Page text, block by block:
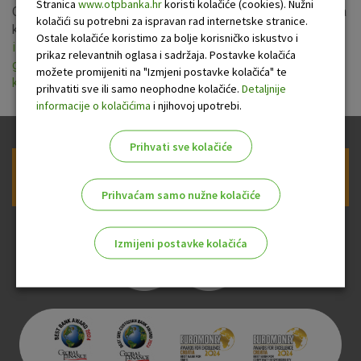
Opće uvjete odobravanja nenamjenskih i gotovinskih kredita
koji stupaju na snagu 1.listopada 2015., kao i Sažetak
izmjena i dopuna Općih uvjeta odobravanja nenamjenskih i
gotovinskih kredita i Općih uvjeta odobravanja stambenih i
kredita za individualne iznajmljivače u turizmu.
Prijava na newsletter OTP banke
Stranica www.otpbanka.hrkoristi kolačiće (cookies). Nužni
kolačići su potrebni za ispravan rad internetske stranice.
Ostale kolačiće koristimo za bolje korisničko iskustvo i
prikaz relevantnih oglasa i sadržaja. Postavke kolačića
možete promijeniti na "Izmjeni postavke kolačića" te
prihvatiti sve ili samo neophodne kolačiće. Detaljnije
informacije o kolačićima i njihovoj upotrebi.
Prihvati sve kolačiće
Prihvaćam samo nužne kolačiće
Izmijeni postavke kolačića